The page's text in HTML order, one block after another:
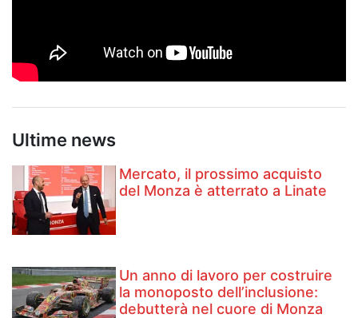
Ultime news
Mercato, il prossimo acquisto
del Monza è atterrato a Linate
Un anno di lavoro per costruire
la monoposto dell’inclusione:
debutterà nel cuore di Monza